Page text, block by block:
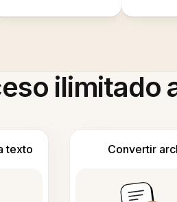
ilimitado
texto Convertir